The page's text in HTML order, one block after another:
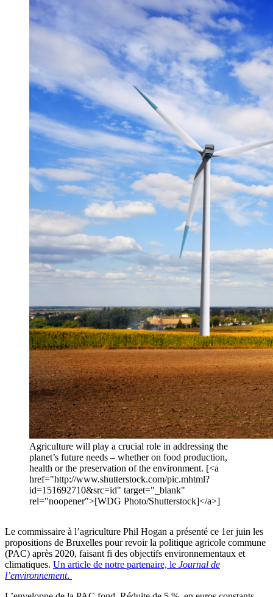
Agriculture will play a crucial role in addressing the
planet’s future needs – whether on food production,
health or the preservation of the environment. [<a
href="http://www.shutterstock.com/pic.mhtml?
id=151692710&src=id" target="_blank"
rel="noopener">[WDG Photo/Shutterstock]</a>]
Le commissaire à l’agriculture Phil Hogan a présenté ce 1er juin les
propositions de Bruxelles pour revoir la politique agricole commune
(PAC) après 2020, faisant fi des objectifs environnementaux et
climatiques. Un article de notre partenaire, le Journal de
l’environnement.